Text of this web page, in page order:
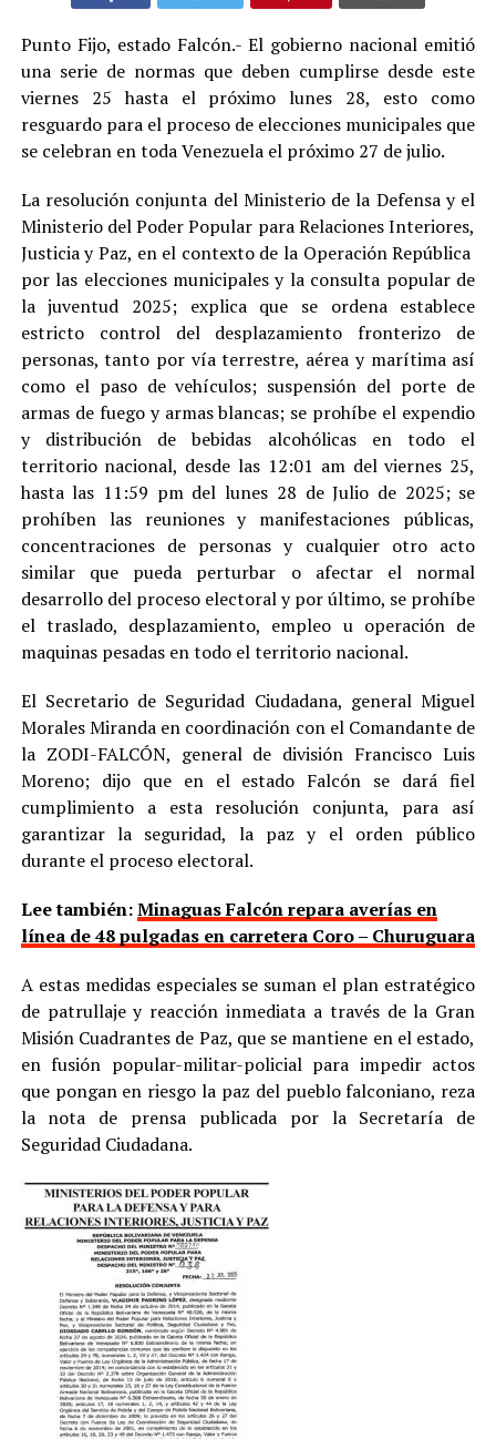
Punto Fijo, estado Falcón.- El gobierno nacional emitió
una serie de normas que deben cumplirse desde este
viernes 25 hasta el próximo lunes 28, esto como
resguardo para el proceso de elecciones municipales que
se celebran en toda Venezuela el próximo 27 de julio.
La resolución conjunta del Ministerio de la Defensa y el
Ministerio del Poder Popular para Relaciones Interiores,
Justicia y Paz, en el contexto de la Operación República
por las elecciones municipales y la consulta popular de
la juventud 2025; explica que se ordena establece
estricto control del desplazamiento fronterizo de
personas, tanto por vía terrestre, aérea y marítima así
como el paso de vehículos; suspensión del porte de
armas de fuego y armas blancas; se prohíbe el expendio
y distribución de bebidas alcohólicas en todo el
territorio nacional, desde las 12:01 am del viernes 25,
hasta las 11:59 pm del lunes 28 de Julio de 2025; se
prohíben las reuniones y manifestaciones públicas,
concentraciones de personas y cualquier otro acto
similar que pueda perturbar o afectar el normal
desarrollo del proceso electoral y por último, se prohíbe
el traslado, desplazamiento, empleo u operación de
maquinas pesadas en todo el territorio nacional.
El Secretario de Seguridad Ciudadana, general Miguel
Morales Miranda en coordinación con el Comandante de
la ZODI-FALCÓN, general de división Francisco Luis
Moreno; dijo que en el estado Falcón se dará fiel
cumplimiento a esta resolución conjunta, para así
garantizar la seguridad, la paz y el orden público
durante el proceso electoral.
Lee también:Minaguas Falcón repara averías en
línea de 48 pulgadas en carretera Coro – Churuguara
A estas medidas especiales se suman el plan estratégico
de patrullaje y reacción inmediata a través de la Gran
Misión Cuadrantes de Paz, que se mantiene en el estado,
en fusión popular-militar-policial para impedir actos
que pongan en riesgo la paz del pueblo falconiano, reza
la nota de prensa publicada por la Secretaría de
Seguridad Ciudadana.